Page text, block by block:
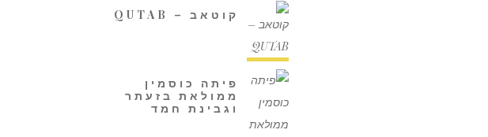
קוטאב – QUTAB
פיתה כוסמין
ממולאת בזעתר
וגבינת חמד